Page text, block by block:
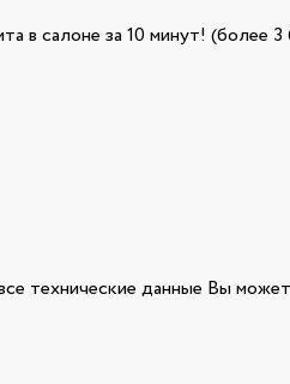
салоне за 10 минут! (более 3
технические данные Вы